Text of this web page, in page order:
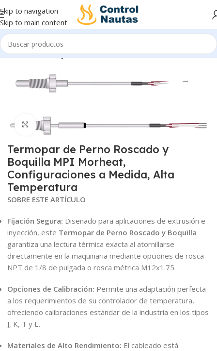
Skip to navigation
Skip to main content
Inicio Sensores y Transmisores
Click to enlarge
Termopar de Perno Roscado y
Boquilla MPI Morheat,
Configuraciones a Medida, Alta
Temperatura
SOBRE ESTE ARTÍCULO
Fijación Segura: Diseñado para aplicaciones de extrusión e
inyección, este Termopar de Perno Roscado y Boquilla
garantiza una lectura térmica exacta al atornillarse
directamente en la maquinaria mediante opciones de rosca
NPT de 1/8 de pulgada o rosca métrica M12x1.75.
Opciones de Calibración: Permite una adaptación perfecta
a los requerimientos de su controlador de temperatura,
ofreciendo calibraciones estándar de la industria en los tipos
J, K, T y E.
Materiales de Alto Rendimiento: El cableado está